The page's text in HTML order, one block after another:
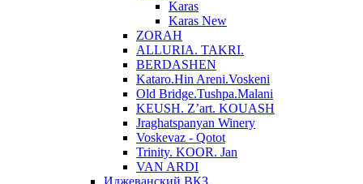
Karas
Karas New
ZORAH
ALLURIA. TAKRI.
BERDASHEN
Kataro.Hin Areni.Voskeni
Old Bridge.Tushpa.Malani
KEUSH. Z’art. KOUASH
Jraghatspanyan Winery
Voskevaz - Qotot
Trinity. KOOR. Jan
VAN ARDI
Иджеванский ВКЗ